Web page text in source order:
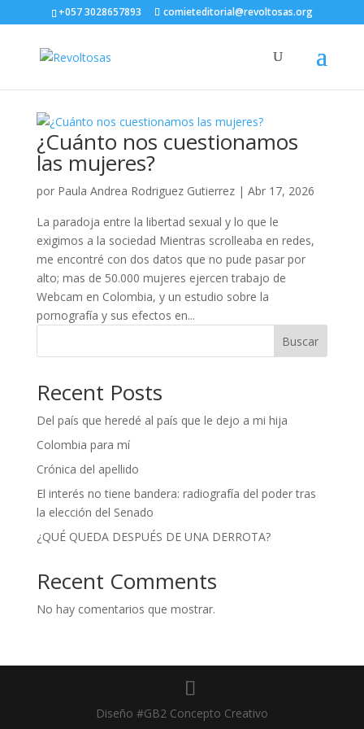
+057 3028657893 comieteditorial@revoltosas.org
¿Cuánto nos cuestionamos
las mujeres?
por Paula Andrea Rodriguez Gutierrez| Abr 17, 2026
La paradoja entre la libertad sexual y lo que le
exigimos a la sociedad Mientras scrolleaba en redes,
me encontré con dos datos que no pude pasar por
alto; mas de 50.000 mujeres ejercen trabajo de
Webcam en Colombia, y un estudio sobre la
pornografía y sus efectos en...
Buscar
Recent Posts
Del país que heredé al país que le dejo a mi hija
Colombia para mí
Crónica del apellido
El interés no tiene bandera: radiografía del poder tras
la elección del Senado
¿QUÉ QUEDA DESPUÉS DE UNA DERROTA?
Recent Comments
No hay comentarios que mostrar.
Diseño #GB2 Concepto Creativo